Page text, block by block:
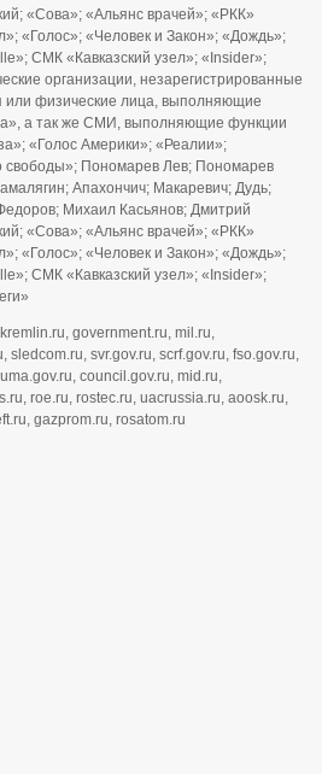
«Сова»; «Альянс врачей»; «РКК»
«Голос»; «Человек и Закон»; «Дождь»;
СМК «Кавказский узел»; «Insider»;
организации, незарегистрированные
физические лица, выполняющие
а так же СМИ, выполняющие функции
«Голос Америки»; «Реалии»;
Пономарев Лев; Пономарев
Апахончич; Макаревич; Дудь;
Михаил Касьянов; Дмитрий
«Сова»; «Альянс врачей»; «РКК»
«Голос»; «Человек и Закон»; «Дождь»;
СМК «Кавказский узел»; «Insider»;
government.ru, mil.ru,
svr.gov.ru, scrf.gov.ru, fso.gov.ru,
council.gov.ru, mid.ru,
roe.ru, rostec.ru, uacrussia.ru, aoosk.ru,
gazprom.ru, rosatom.ru